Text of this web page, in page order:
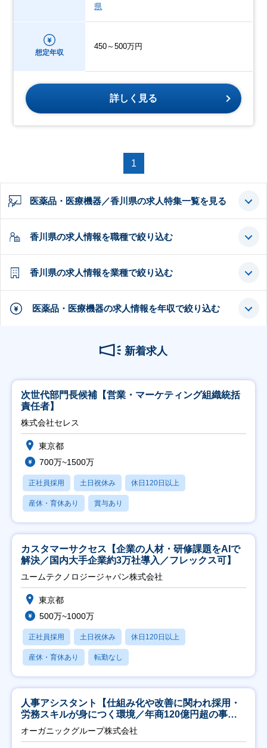
県
想定年収
450～500万円
詳しく見る
1
医薬品・医療機器／香川県の求人特集一覧を見る
香川県の求人情報を職種で絞り込む
香川県の求人情報を業種で絞り込む
医薬品・医療機器の求人情報を年収で絞り込む
新着求人
次世代部門長候補【営業・マーケティング組織統括
責任者】
株式会社セレス
東京都
700万~1500万
正社員採用 土日祝休み 休日120日以上
産休・育休あり 賞与あり
カスタマーサクセス【企業の人材・研修課題をAIで
解決／国内大手企業約3万社導入／フレックス可】
ユームテクノロジージャパン株式会社
東京都
500万~1000万
正社員採用 土日祝休み 休日120日以上
産休・育休あり 転勤なし
人事アシスタント【仕組み化や改善に関われ採用・
労務スキルが身につく環境／年商120億円超の事業
会社】
オーガニックグループ株式会社